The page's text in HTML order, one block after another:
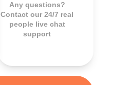
Any questions?
Contact our 24/7 real
people live chat
support